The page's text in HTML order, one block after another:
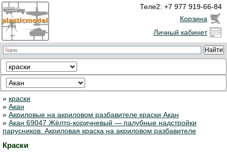
Теле2: +7 977 919-66-84
Корзина
Личный кабинет
» краски
» Акан
» Акриловые на акриловом разбавителе краски Акан
» Акан 69047 Жёлто-коричневый — палубные надстройки
парусников. Акриловая краска на акриловом разбавителе
Краски